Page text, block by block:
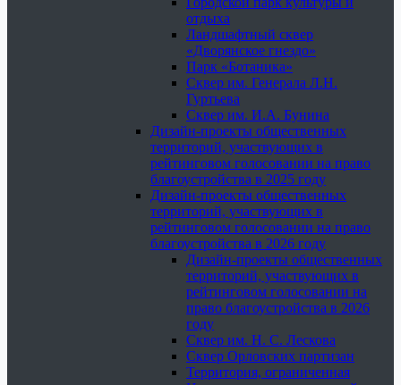
отдыха
Ландшафтный сквер
«Дворянское гнездо»
Парк «Ботаника»
Сквер им. Генерала Л.Н.
Гуртьева
Сквер им. И.А. Бунина
Дизайн-проекты общественных
территорий, участвующих в
рейтинговом голосовании на право
благоустройства в 2025 году
Дизайн-проекты общественных
территорий, участвующих в
рейтинговом голосовании на право
благоустройства в 2026 году
Дизайн-проекты общественных
территорий, участвующих в
рейтинговом голосовании на
право благоустройства в 2026
году
Сквер им. Н. С. Лескова
Сквер Орловских партизан
Территория, ограниченная